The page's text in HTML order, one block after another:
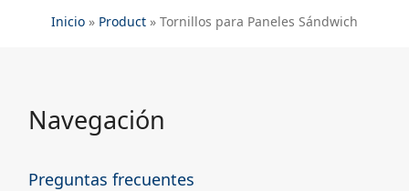
Inicio » Product » Tornillos para Paneles Sándwich
Navegación
Preguntas frecuentes